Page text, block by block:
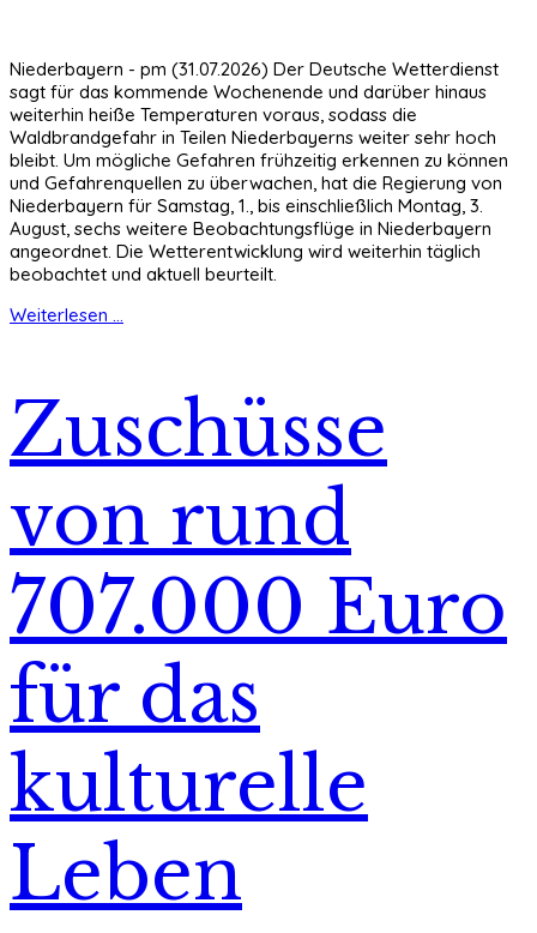
Niederbayern - pm (31.07.2026) Der Deutsche Wetterdienst
sagt für das kommende Wochenende und darüber hinaus
weiterhin heiße Temperaturen voraus, sodass die
Waldbrandgefahr in Teilen Niederbayerns weiter sehr hoch
bleibt. Um mögliche Gefahren frühzeitig erkennen zu können
und Gefahrenquellen zu überwachen, hat die Regierung von
Niederbayern für Samstag, 1., bis einschließlich Montag, 3.
August, sechs weitere Beobachtungsflüge in Niederbayern
angeordnet. Die Wetterentwicklung wird weiterhin täglich
beobachtet und aktuell beurteilt.
Weiterlesen ...
Zuschüsse
von rund
707.000 Euro
für das
kulturelle
Leben